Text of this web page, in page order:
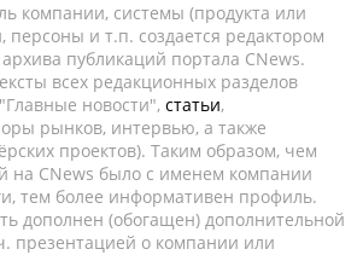
компании, системы (продукта или
персоны и т.п. создается редактором
публикаций портала CNews.
всех редакционных разделов
новости", статьи,
рынков, интервью, а также
проектов). Таким образом, чем
на CNews было с именем компании
тем более информативен профиль.
дополнен (обогащен) дополнительной
презентацией о компании или